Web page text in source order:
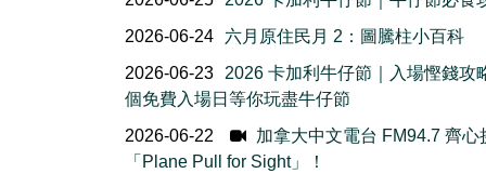
2026-06-24
六月原住民月 2：圖騰柱小百科
2026-06-23
2026 卡加利牛仔節｜入場慳錢攻
個免費入場日等你玩盡牛仔節
2026-06-22
加拿大中文電台 FM94.7 齊心
「Plane Pull for Sight」！